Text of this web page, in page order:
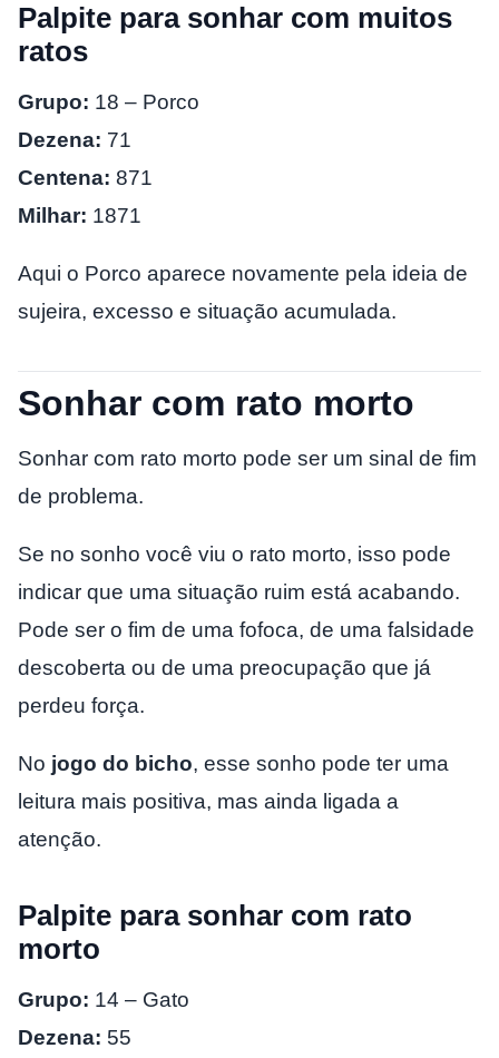
Palpite para sonhar com muitos
ratos
Grupo: 18 – Porco
Dezena: 71
Centena: 871
Milhar: 1871
Aqui o Porco aparece novamente pela ideia de
sujeira, excesso e situação acumulada.
Sonhar com rato morto
Sonhar com rato morto pode ser um sinal de fim
de problema.
Se no sonho você viu o rato morto, isso pode
indicar que uma situação ruim está acabando.
Pode ser o fim de uma fofoca, de uma falsidade
descoberta ou de uma preocupação que já
perdeu força.
No jogo do bicho, esse sonho pode ter uma
leitura mais positiva, mas ainda ligada a
atenção.
Palpite para sonhar com rato
morto
Grupo: 14 – Gato
Dezena: 55